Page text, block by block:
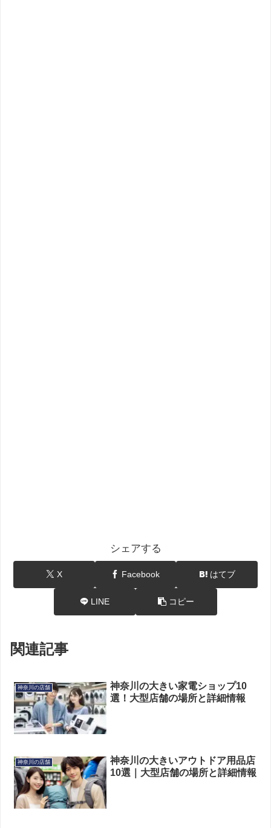
シェアする
X Facebook はてブ
LINE コピー
関連記事
神奈川の店舗
神奈川の大きい家電ショップ10
選！大型店舗の場所と詳細情報
神奈川の店舗
神奈川の大きいアウトドア用品店
10選｜大型店舗の場所と詳細情報